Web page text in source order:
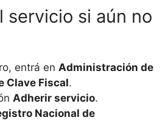
servicio si aún no
entrá en Administración de
Clave Fiscal.
Adherir servicio.
Nacional de